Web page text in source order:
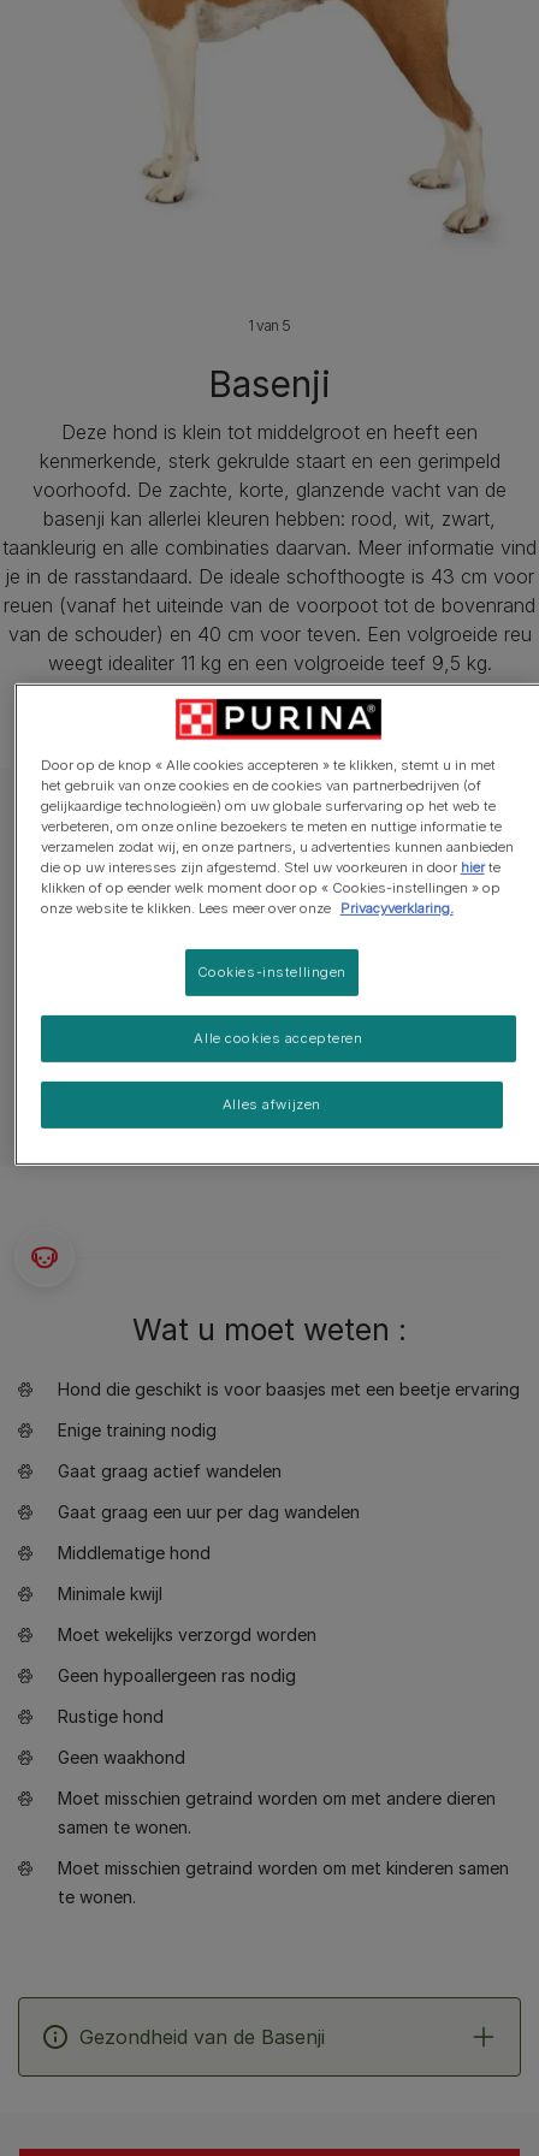
Basenji
Deze hond is klein tot middelgroot en heeft een
kenmerkende, sterk gekrulde staart en een gerimpeld
voorhoofd. De zachte, korte, glanzende vacht van de
basenji kan allerlei kleuren hebben: rood, wit, zwart,
taankleurig en alle combinaties daarvan. Meer informatie vind
je in de rasstandaard. De ideale schofthoogte is 43 cm voor
reuen (vanaf het uiteinde van de voorpoot tot de bovenrand
van de schouder) en 40 cm voor teven. Een volgroeide reu
weegt idealiter 11 kg en een volgroeide teef 9,5 kg.
1 van 5
Levensduur Gewicht
Wat u moet weten :
Hond die geschikt is voor baasjes met een beetje ervaring
Enige training nodig
Gaat graag actief wandelen
Gaat graag een uur per dag wandelen
Middlematige hond
Minimale kwijl
Moet wekelijks verzorgd worden
Geen hypoallergeen ras nodig
Rustige hond
Geen waakhond
Moet misschien getraind worden om met andere dieren
samen te wonen.
Moet misschien getraind worden om met kinderen samen
te wonen.
Gezondheid van de Basenji
Door op de knop « Alle cookies accepteren » te klikken, stemt u in met
het gebruik van onze cookies en de cookies van partnerbedrijven (of
gelijkaardige technologieën) om uw globale surfervaring op het web te
verbeteren, om onze online bezoekers te meten en nuttige informatie te
verzamelen zodat wij, en onze partners, u advertenties kunnen aanbieden
die op uw interesses zijn afgestemd. Stel uw voorkeuren in door hierte
klikken of op eender welk moment door op « Cookies-instellingen » op
onze website te klikken. Lees meer over onze
Privacyverklaring.
Cookies-instellingen
Alles afwijzen
Alle cookies accepteren